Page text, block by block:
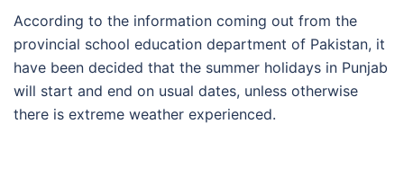
According to the information coming out from the
provincial school education department of Pakistan, it
have been decided that the summer holidays in Punjab
will start and end on usual dates, unless otherwise
there is extreme weather experienced.